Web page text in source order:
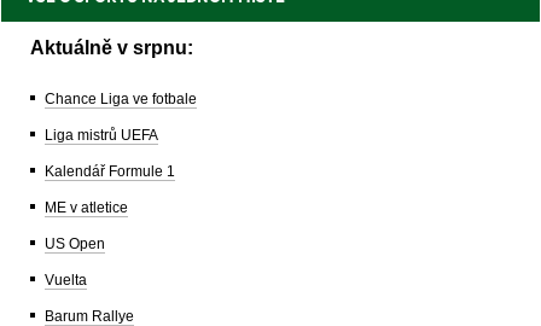
Aktuálně v srpnu:
Chance Liga ve fotbale
Liga mistrů UEFA
Kalendář Formule 1
ME v atletice
US Open
Vuelta
Barum Rallye